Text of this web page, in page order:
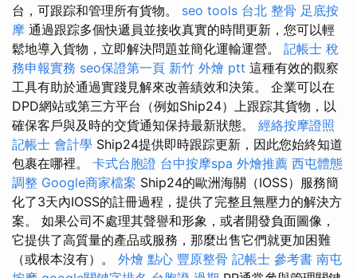
台，可跟踪和管理所有貨物。 seo tools 台北 整骨 足底按
摩 通過跟踪多個快遞員並接收真實的時間更新，您可以輕
鬆地導入貨物，立即解決問題並簡化運輸運營。 記帳士 稅
務申報實務 seo保證第一頁 新竹 外燴 ptt 這種有效的觀察
工具有助於通過實踐見解來改善績效和決策。 企業可以在
DPD網站或第三方平台（例如Ship24）上跟踪其貨物，以
確保客戶與及時的交貨通知保持最新狀態。 經絡按摩證照
記帳士 會計學 Ship24提供即時跟踪更新，因此您始終知道
包裹在哪裡。 卡式台胞證 台中按摩spa 外燴推薦 西屯體態
調整 Google商家檔案 Ship24的歐洲海關（IOSS）服務簡
化了3天內IOSS的註冊過程，提供了完整且無壓力的解決方
案。 如果公司不處理其聲譽和形象，或者開發負面圖像，
它提供了高質量的產品或服務，那麼出售它們就更加困難
（或根本沒有）。 外燴 點心 豐原整骨 記帳士 參考書 南屯